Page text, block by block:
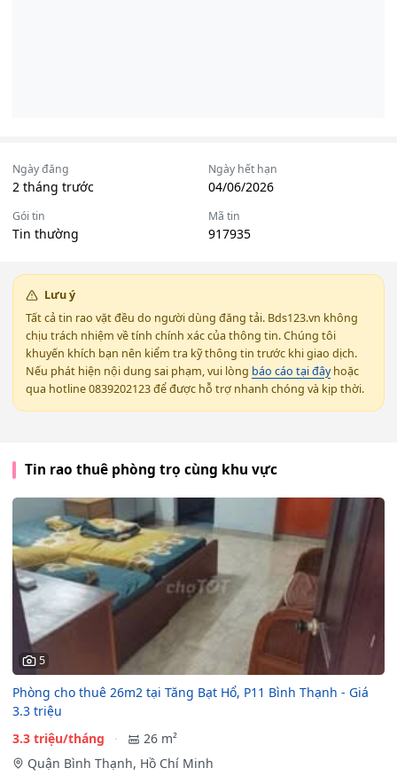
Ngày đăng
2 tháng trước
Ngày hết hạn
04/06/2026
Gói tin
Tin thường
Mã tin
917935
Lưu ý
Tất cả tin rao vặt đều do người dùng đăng tải. Bds123.vn không
chịu trách nhiệm về tính chính xác của thông tin. Chúng tôi
khuyến khích bạn nên kiểm tra kỹ thông tin trước khi giao dịch.
Nếu phát hiện nội dung sai phạm, vui lòng báo cáo tại đâyhoặc
qua hotline 0839202123 để được hỗ trợ nhanh chóng và kịp thời.
Tin rao thuê phòng trọ cùng khu vực
5
Phòng cho thuê 26m2 tại Tăng Bạt Hổ, P11 Bình Thạnh - Giá
3.3 triệu
3.3 triệu/tháng
26 m²
Quận Bình Thạnh, Hồ Chí Minh